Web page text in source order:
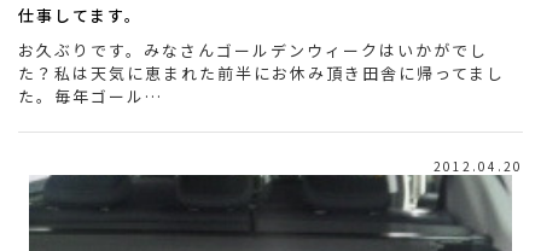
仕事してます。
お久ぶりです。みなさんゴールデンウィークはいかがでし
た？私は天気に恵まれた前半にお休み頂き田舎に帰ってまし
た。毎年ゴール…
2012.04.20